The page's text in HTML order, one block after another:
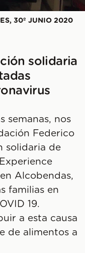
30º JUNIO 2020
solidaria
semanas, nos
Federico
solidaria de
Alcobendas,
familias en
19.
a esta causa
de alimentos a